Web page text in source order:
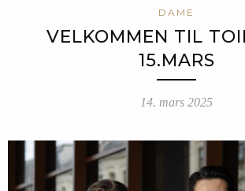
DAME
VELKOMMEN TIL
15.MARS
14. mars 2025